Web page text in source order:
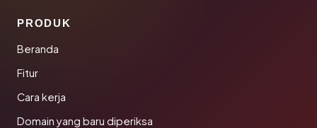
PRODUK
Beranda
Fitur
Cara kerja
Domain yang baru diperiksa